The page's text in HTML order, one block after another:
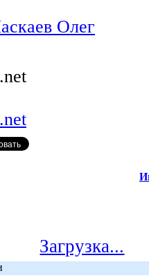
Олег
Загрузка...